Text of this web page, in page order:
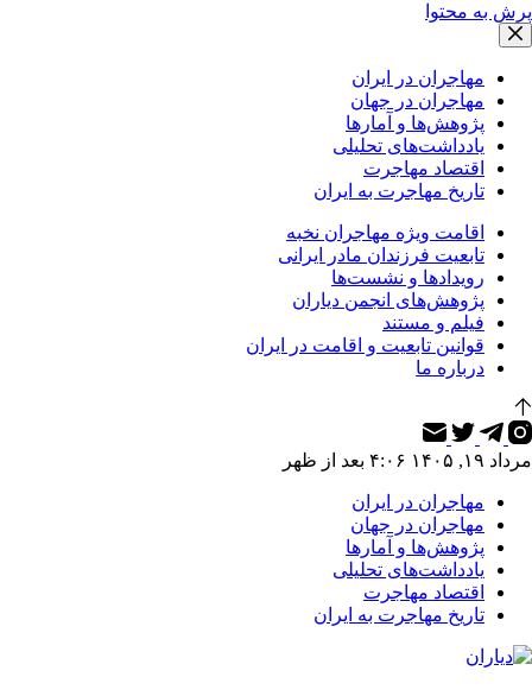
پرش به محتوا
مهاجران در ایران
مهاجران در جهان
پژوهش‌ها و آمارها
یادداشت‌های تحلیلی
اقتصاد مهاجرت
تاریخ مهاجرت به ایران
اقامت ویژه مهاجران نخبه
تابعیت فرزندان مادر ایرانی
رویدادها و نشست‌ها
پژوهش‌های انجمن دیاران
فیلم و مستند
قوانین تابعیت و اقامت در ایران
درباره ما
مرداد ۱۹, ۱۴۰۵ ۴:۰۶ بعد از ظهر
مهاجران در ایران
مهاجران در جهان
پژوهش‌ها و آمارها
یادداشت‌های تحلیلی
اقتصاد مهاجرت
تاریخ مهاجرت به ایران